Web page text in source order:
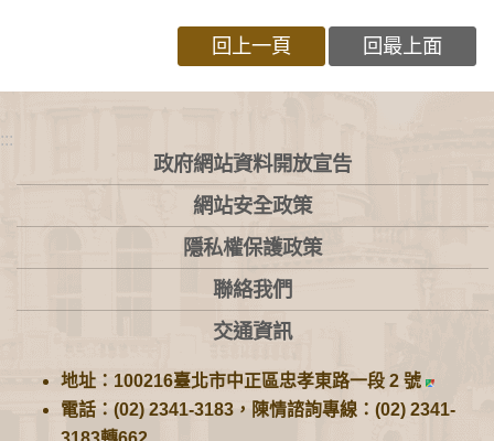
回上一頁 回最上面
:::
政府網站資料開放宣告
網站安全政策
隱私權保護政策
聯絡我們
交通資訊
地址：100216臺北市中正區忠孝東路一段 2 號
電話：(02) 2341-3183，陳情諮詢專線：(02) 2341-